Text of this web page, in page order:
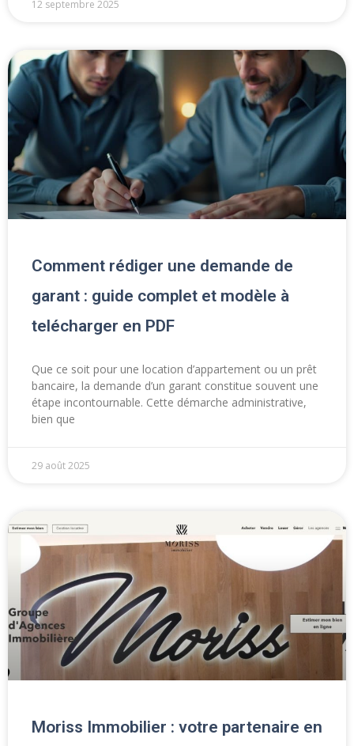
12 septembre 2025
Comment rédiger une demande de
garant : guide complet et modèle à
telécharger en PDF
Que ce soit pour une location d’appartement ou un prêt
bancaire, la demande d’un garant constitue souvent une
étape incontournable. Cette démarche administrative,
bien que
29 août 2025
Moriss Immobilier : votre partenaire en